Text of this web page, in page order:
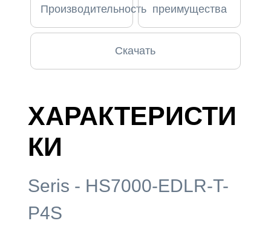
Производительность преимущества
Скачать
ХАРАКТЕРИСТИ
КИ
Seris - HS7000-EDLR-T-
P4S